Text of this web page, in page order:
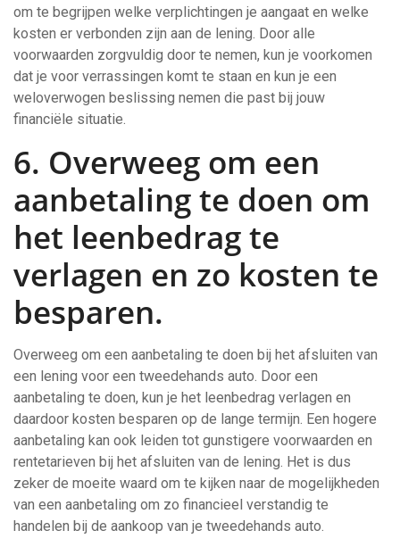
om te begrijpen welke verplichtingen je aangaat en welke
kosten er verbonden zijn aan de lening. Door alle
voorwaarden zorgvuldig door te nemen, kun je voorkomen
dat je voor verrassingen komt te staan en kun je een
weloverwogen beslissing nemen die past bij jouw
financiële situatie.
6. Overweeg om een
aanbetaling te doen om
het leenbedrag te
verlagen en zo kosten te
besparen.
Overweeg om een aanbetaling te doen bij het afsluiten van
een lening voor een tweedehands auto. Door een
aanbetaling te doen, kun je het leenbedrag verlagen en
daardoor kosten besparen op de lange termijn. Een hogere
aanbetaling kan ook leiden tot gunstigere voorwaarden en
rentetarieven bij het afsluiten van de lening. Het is dus
zeker de moeite waard om te kijken naar de mogelijkheden
van een aanbetaling om zo financieel verstandig te
handelen bij de aankoop van je tweedehands auto.